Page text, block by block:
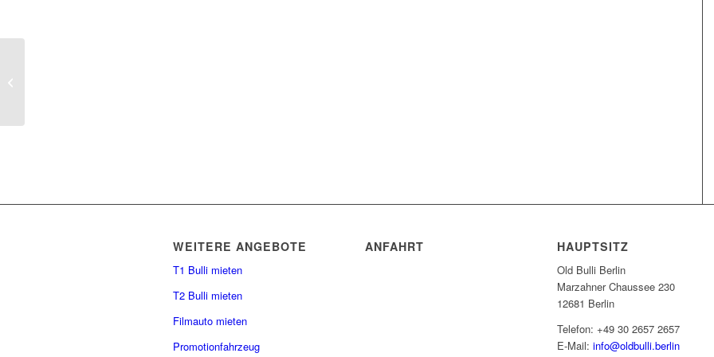
WEITERE ANGEBOTE
T1 Bulli mieten
T2 Bulli mieten
Filmauto mieten
Promotionfahrzeug
ANFAHRT HAUPTSITZ
Old Bulli Berlin
Marzahner Chaussee 230
12681 Berlin
Telefon: +49 30 2657 2657
E-Mail:info@oldbulli.berlin